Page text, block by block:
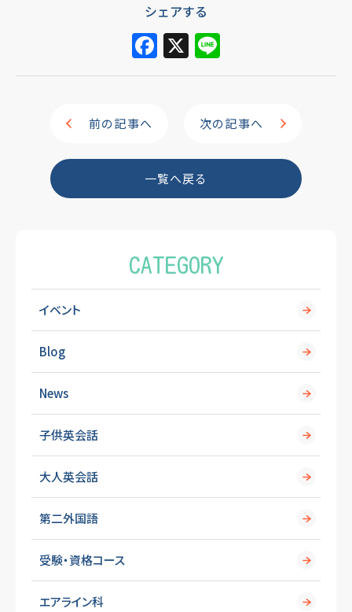
シェアする
F
a
o
o
X
n
前の記事へ 次の記事へ
一覧へ戻る
CATEGORY
イベント
Blog
News
子供英会話
大人英会話
第二外国語
受験・資格コース
エアライン科